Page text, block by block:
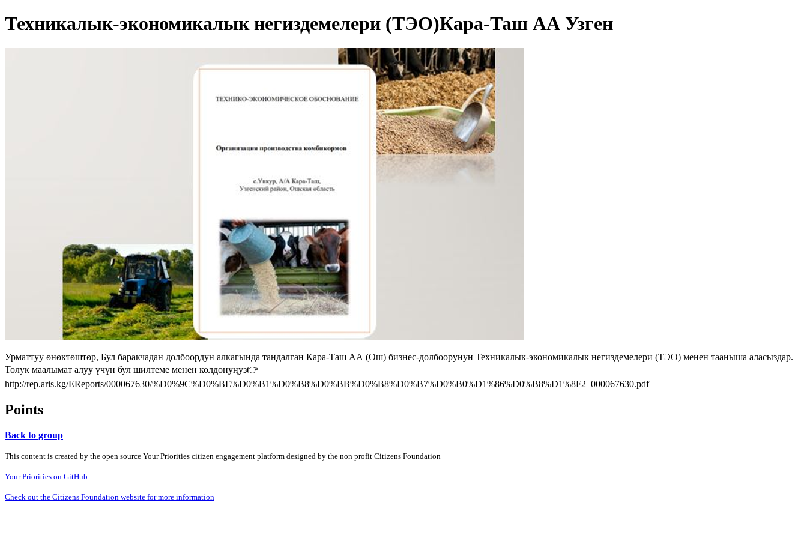
Техникалык-экономикалык негиздемелери (ТЭО)Кара-Таш АА Узген
Урматтуу ѳнѳктѳштѳр, Бул баракчадан долбоордун алкагында тандалган Кара-Таш АА (Ош) бизнес-долбоорунун Техникалык-экономикалык негиздемелери (ТЭО) менен тааныша аласыздар.
Толук маалымат алуу үчүн бул шилтеме менен колдонуңуз👉
http://rep.aris.kg/EReports/000067630/%D0%9C%D0%BE%D0%B1%D0%B8%D0%BB%D0%B8%D0%B7%D0%B0%D1%86%D0%B8%D1%8F2_000067630.pdf
Points
Back to group
This content is created by the open source Your Priorities citizen engagement platform designed by the non profit Citizens Foundation
Your Priorities on GitHub
Check out the Citizens Foundation website for more information